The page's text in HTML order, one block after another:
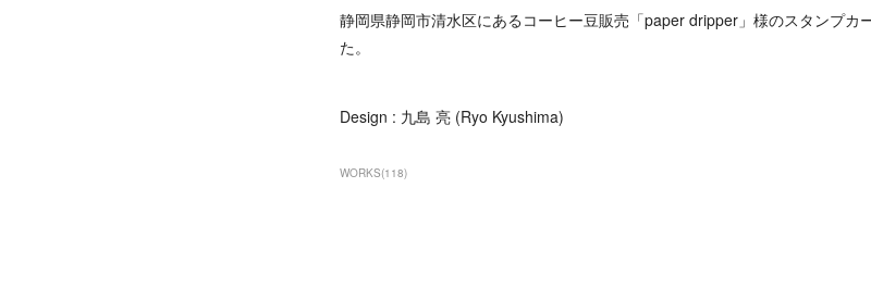
静岡県静岡市清水区にあるコーヒー豆販売「paper dripper」様のスタンプカ
た。
Design : 九島 亮 (Ryo Kyushima)
WORKS(118)